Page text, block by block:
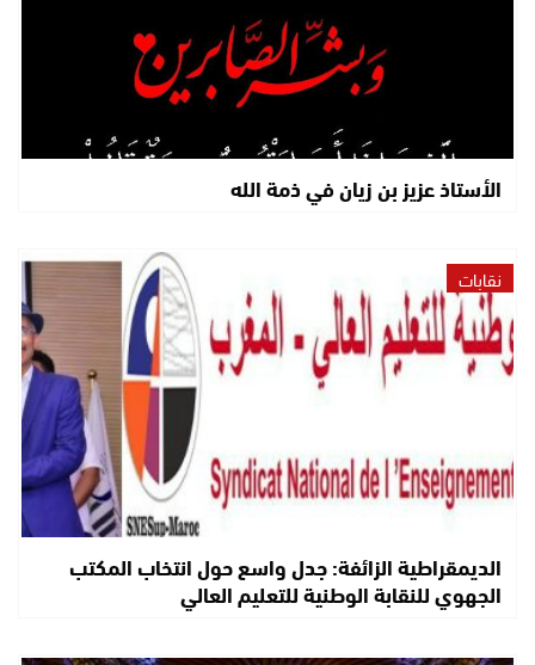
الأستاذ عزيز بن زيان في ذمة الله
نقابات
الديمقراطية الزائفة: جدل واسع حول انتخاب المكتب
الجهوي للنقابة الوطنية للتعليم العالي